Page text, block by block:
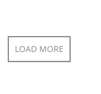
LOAD MORE